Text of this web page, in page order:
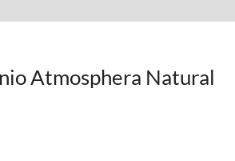
Atmosphera Natural